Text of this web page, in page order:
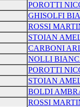
POROTTI
GHISOLFI
ROSSI
STOIAN
CARBONI
NOLLI
POROTTI
STOIAN
BOLDI
ROSSI